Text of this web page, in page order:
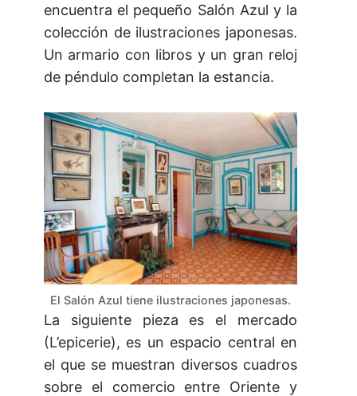
encuentra el pequeño Salón Azul y la
colección de ilustraciones japonesas.
Un armario con libros y un gran reloj
de péndulo completan la estancia.
El Salón Azul tiene ilustraciones japonesas.
La siguiente pieza es el mercado
(L’epicerie), es un espacio central en
el que se muestran diversos cuadros
sobre el comercio entre Oriente y